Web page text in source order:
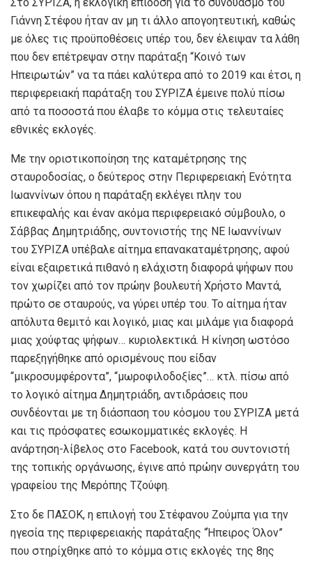
Γιάννη Στέφου ήταν αν μη τι άλλο απογοητευτική, καθώς
με όλες τις προϋποθέσεις υπέρ του, δεν έλειψαν τα λάθη
που δεν επέτρεψαν στην παράταξη “Κοινό των
Ηπειρωτών” να τα πάει καλύτερα από το 2019 και έτσι, η
περιφερειακή παράταξη του ΣΥΡΙΖΑ έμεινε πολύ πίσω
από τα ποσοστά που έλαβε το κόμμα στις τελευταίες
εθνικές εκλογές.
Με την οριστικοποίηση της καταμέτρησης της
σταυροδοσίας, ο δεύτερος στην Περιφερειακή Ενότητα
Ιωαννίνων όπου η παράταξη εκλέγει πλην του
επικεφαλής και έναν ακόμα περιφερειακό σύμβουλο, ο
Σάββας Δημητριάδης, συντονιστής της ΝΕ Ιωαννίνων
του ΣΥΡΙΖΑ υπέβαλε αίτημα επανακαταμέτρησης, αφού
είναι εξαιρετικά πιθανό η ελάχιστη διαφορά ψήφων που
τον χωρίζει από τον πρώην βουλευτή Χρήστο Μαντά,
πρώτο σε σταυρούς, να γύρει υπέρ του. Το αίτημα ήταν
απόλυτα θεμιτό και λογικό, μιας και μιλάμε για διαφορά
μιας χούφτας ψήφων… κυριολεκτικά. Η κίνηση ωστόσο
παρεξηγήθηκε από ορισμένους που είδαν
“μικροσυμφέροντα”, “μωροφιλοδοξίες”… κτλ. πίσω από
το λογικό αίτημα Δημητριάδη, αντιδράσεις που
συνδέονται με τη διάσπαση του κόσμου του ΣΥΡΙΖΑ μετά
και τις πρόσφατες εσωκομματικές εκλογές. Η
ανάρτηση-λίβελος στο Facebook, κατά του συντονιστή
της τοπικής οργάνωσης, έγινε από πρώην συνεργάτη του
γραφείου της Μερόπης Τζούφη.
Στο δε ΠΑΣΟΚ, η επιλογή του Στέφανου Ζούμπα για την
ηγεσία της περιφερειακής παράταξης “Ήπειρος Όλον”
που στηρίχθηκε από το κόμμα στις εκλογές της 8ης